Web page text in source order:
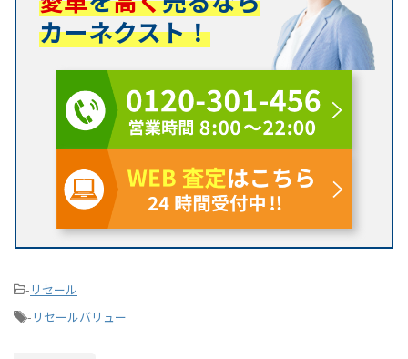
カーネクスト！
- リセール
- リセールバリュー